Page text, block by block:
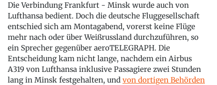
Die Verbindung Frankfurt - Minsk wurde auch von
Lufthansa bedient. Doch die deutsche Fluggesellschaft
entschied sich am Montagabend, vorerst keine Flüge
mehr nach oder über Weißrussland durchzuführen, so
ein Sprecher gegenüber aeroTELEGRAPH. Die
Entscheidung kam nicht lange, nachdem ein Airbus
A319 von Lufthansa inklusive Passagiere zwei Stunden
lang in Minsk festgehalten, und von dortigen Behörden